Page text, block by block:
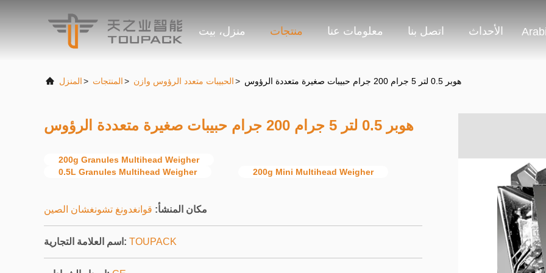
منزل، بيت منتجات معلومات عنا اتصل بنا الأحداث
المنزل> المنتجات> الحبيبات متعدد الرؤوس وازن> هوبر 0.5 لتر 5 جرام 200 جرام حبيبات صغيرة متعددة الرؤوس
هوبر 0.5 لتر 5 جرام 200 جرام حبيبات صغيرة متعددة الرؤوس
200g Granules Multihead Weigher
0.5L Granules Multihead Weigher
200g Mini Multihead Weigher
مكان المنشأ: قوانغدونغ تشونغشان الصين
اسم العلامة التجارية: TOUPACK